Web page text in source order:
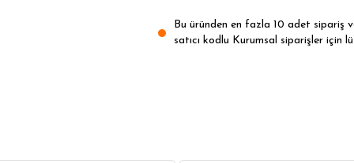
Bu üründen en fazla 10 adet sipariş
satıcı kodlu Kurumsal siparişler için